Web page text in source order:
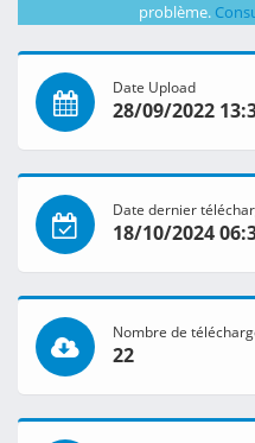
problème.
Date Upload
28/09/2022
Date dernier
18/10/2024
Nombre de
22